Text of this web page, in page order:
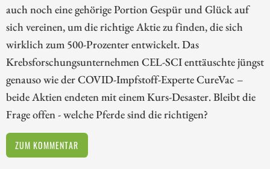
auch noch eine gehörige Portion Gespür und Glück auf
sich vereinen, um die richtige Aktie zu finden, die sich
wirklich zum 500-Prozenter entwickelt. Das
Krebsforschungsunternehmen CEL-SCI enttäuschte jüngst
genauso wie der COVID-Impfstoff-Experte CureVac –
beide Aktien endeten mit einem Kurs-Desaster. Bleibt die
Frage offen - welche Pferde sind die richtigen?
ZUM KOMMENTAR